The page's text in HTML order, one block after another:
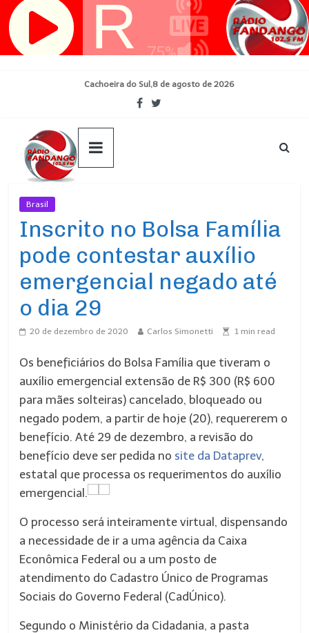
Pular
para
Cachoeira do Sul,8 de agosto de 2026
Brasil
Inscrito no Bolsa Família
pode contestar auxílio
emergencial negado até
o dia 29
20 de dezembro de 2020 Carlos Simonetti 1 min read
Os beneficiários do Bolsa Família que tiveram o
auxílio emergencial extensão de R$ 300 (R$ 600
para mães solteiras) cancelado, bloqueado ou
negado podem, a partir de hoje (20), requererem o
benefício. Até 29 de dezembro, a revisão do
benefício deve ser pedida no site da Dataprev,
estatal que processa os requerimentos do auxílio
emergencial.
O processo será inteiramente virtual, dispensando
a necessidade de ir a uma agência da Caixa
Econômica Federal ou a um posto de
atendimento do Cadastro Único de Programas
Sociais do Governo Federal (CadÚnico).
Segundo o Ministério da Cidadania, a pasta